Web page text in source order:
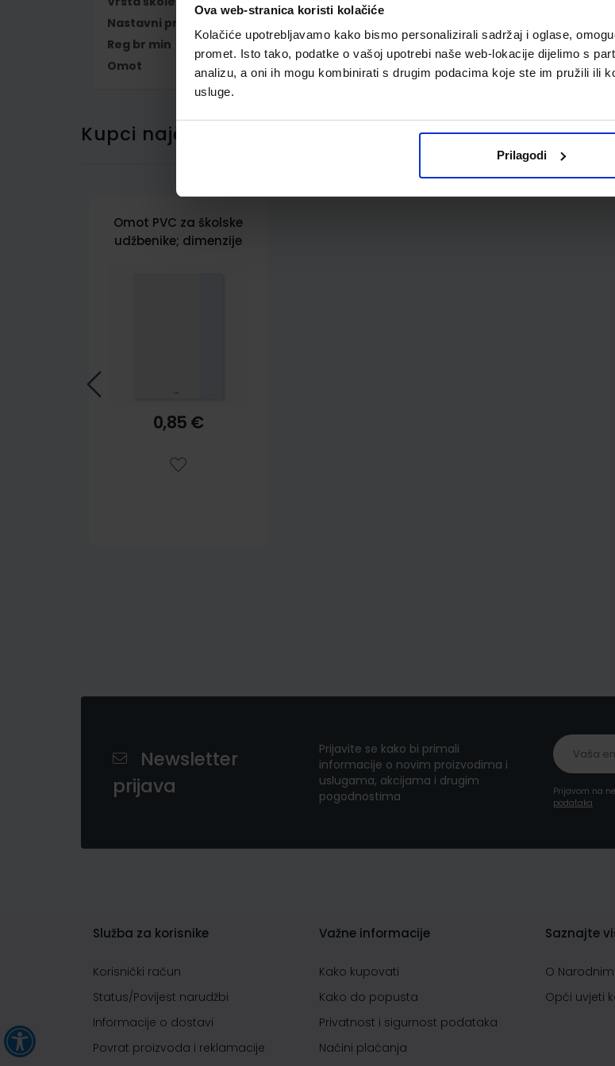
Ova web-stranica koristi kolačiće
Kolačiće upotrebljavamo kako bismo personalizirali sadržaj i oglase,
promet. Isto tako, podatke o vašoj upotrebi naše web-lokacije dijelimo s
analizu, a oni ih mogu kombinirati s drugim podacima koje ste im pružili ili
usluge.
Prilagodi
Nastavni predmet
Reg br min
7074-DOM
Omot
500239
Kupci najčešće biraju..
Omot PVC za školske
udžbenike; dimenzije
0,85 €
Newsletter
prijava
Prijavite se kako bi primali
informacije o novim proizvodima i
uslugama, akcijama i drugim
pogodnostima
Prijavom na
podataka
Služba za korisnike
Korisnički račun
Status/Povijest narudžbi
Informacije o dostavi
Povrat proizvoda i reklamacije
Važne informacije
Kako kupovati
Kako do popusta
Privatnost i sigurnost podataka
Načini plaćanja
Saznajte
O
Opći uvjeti